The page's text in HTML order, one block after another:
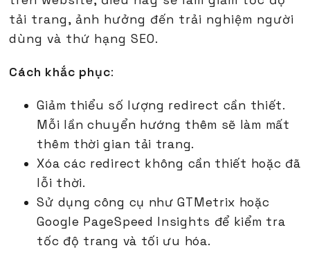
tải trang, ảnh hưởng đến trải nghiệm người
dùng và thứ hạng SEO.
Cách khắc phục:
Giảm thiểu số lượng redirect cần thiết.
Mỗi lần chuyển hướng thêm sẽ làm mất
thêm thời gian tải trang.
Xóa các redirect không cần thiết hoặc đã
lỗi thời.
Sử dụng công cụ như GTMetrix hoặc
Google PageSpeed Insights để kiểm tra
tốc độ trang và tối ưu hóa.